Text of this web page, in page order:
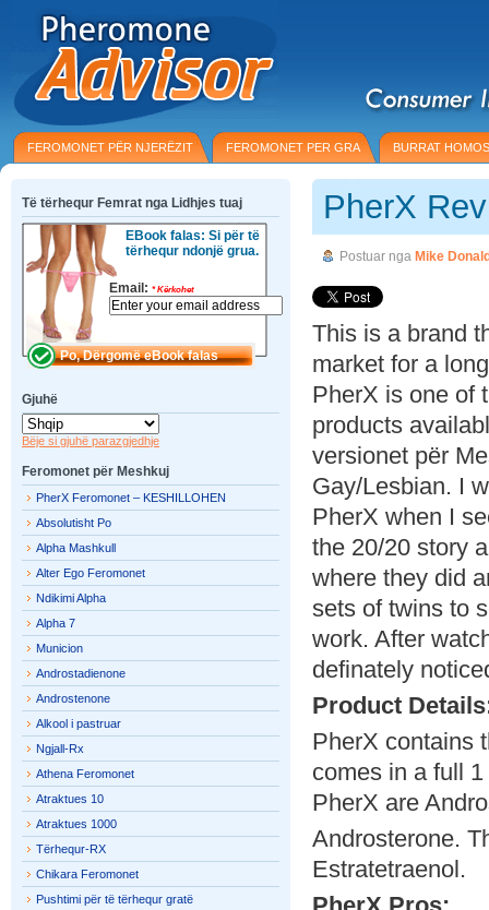
FEROMONET PËR NJERËZIT FEROMONET PER GRA BURRAT
PherX
Postuar nga Mike
This is a brand
market for a
PherX is one of
products
versionet për
Gay/Lesbian. I
PherX when I
the 20/20 story
where they did
sets of twins to
work. After
definately
Product
PherX contains
comes in a full
PherX are
Androsterone.
Estratetraenol.
Të tërhequr Femrat nga Lidhjes tuaj
EBook falas: Si për të
tërhequr ndonjë grua.
Email: *Kërkohet
Gjuhë
Bëje si gjuhë parazgjedhje
Feromonet për Meshkuj
PherX Feromonet – KESHILLOHEN
Absolutisht Po
Alpha Mashkull
Alter Ego Feromonet
Ndikimi Alpha
Alpha 7
Municion
Androstadienone
Androstenone
Alkool i pastruar
Ngjall-Rx
Athena Feromonet
Atraktues 10
Atraktues 1000
Tërhequr-RX
Chikara Feromonet
Pushtimi për të tërhequr gratë